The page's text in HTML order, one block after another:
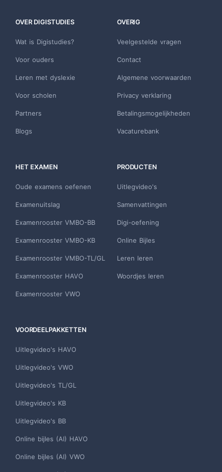
OVER DIGISTUDIES
Wat is Digistudies?
Voor ouders
Leren met dyslexie
Voor scholen
Partners
Blogs
OVERIG
Veelgestelde vragen
Contact
Algemene voorwaarden
Privacy verklaring
Betalingsmogelijkheden
Vacaturebank
HET EXAMEN
Oude examens oefenen
Examenuitslag
Examenrooster VMBO-BB
Examenrooster VMBO-KB
Examenrooster VMBO-TL/GL
Examenrooster HAVO
Examenrooster VWO
PRODUCTEN
Uitlegvideo's
Samenvattingen
Digi-oefening
Online Bijles
Leren leren
Woordjes leren
VOORDEELPAKKETTEN
Uitlegvideo's HAVO
Uitlegvideo's VWO
Uitlegvideo's TL/GL
Uitlegvideo's KB
Uitlegvideo's BB
Online bijles (AI) HAVO
Online bijles (AI) VWO